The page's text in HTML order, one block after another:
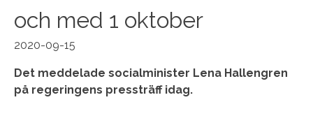
och med 1 oktober
2020-09-15
Det meddelade socialminister Lena Hallengren
på regeringens pressträff idag.